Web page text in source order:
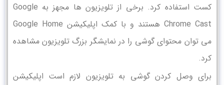
کست استفاده کرد. برخی از تلویزیون ها مجهز به Google
Chrome Cast هستند و با کمک اپلیکیشن Google Home
می توان محتوای گوشی را در نمایشگر بزرگ تلویزیون مشاهده
کرد.
برای وصل کردن گوشی به تلویزیون لازم است اپلیکیشن